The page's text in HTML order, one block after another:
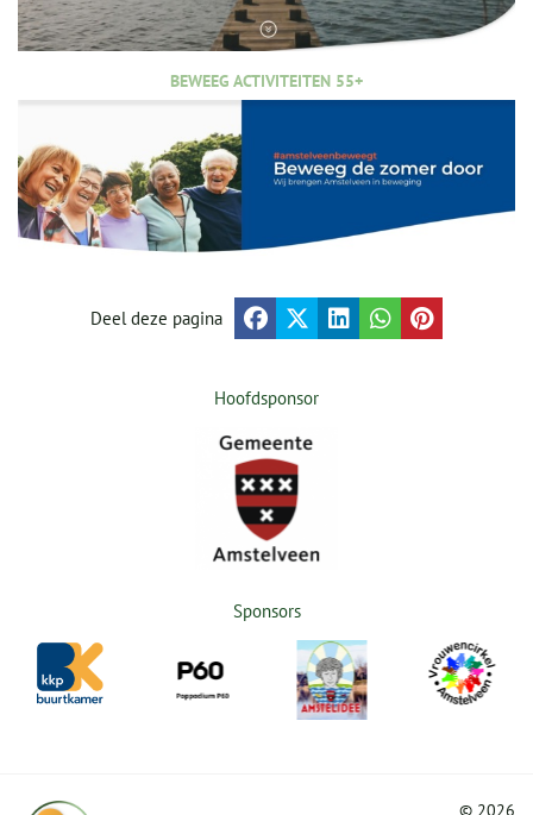
BEWEEG ACTIVITEITEN 55+
Deel deze pagina
Hoofdsponsor
Sponsors
© 2026